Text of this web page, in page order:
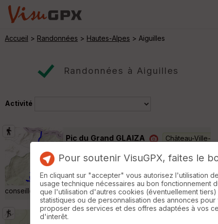
Accueil > Randonnées > Hautes-Alpes > Aiguilles
Randonnées à Aiguilles
Activité
Pic du Grand GLAIZA
Château-Ville-
Randonnée Pédestre 16 km 1350 m
Départ du parking des Bergeries du
Lombard. Piste de 5kms depuis Aiguilles,
conseillée pour des voitures type 4x4 »
Milles Cols 2026 J1 : La Gardiole
Pour soutenir VisuGPX, faites le
En cliquant sur "accepter" vous autorisez l'utilisation
usage technique nécessaires au bon fonctionnement
que l'utilisation d'autres cookies (éventuellement
statistiques ou de personnalisation des annonces pour
proposer des services et des offres adaptées à vos
d'interêt.